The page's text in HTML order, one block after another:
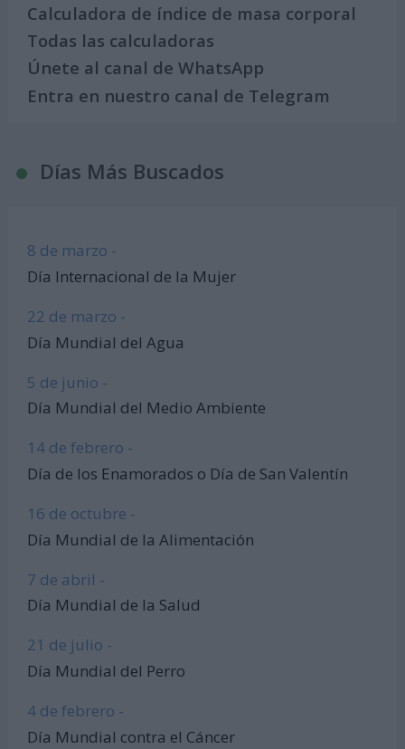
Calculadora de índice de masa corporal
Todas las calculadoras
Únete al canal de WhatsApp
Entra en nuestro canal de Telegram
Días Más Buscados
8 de marzo -
Día Internacional de la Mujer
22 de marzo -
Día Mundial del Agua
5 de junio -
Día Mundial del Medio Ambiente
14 de febrero -
Día de los Enamorados o Día de San Valentín
16 de octubre -
Día Mundial de la Alimentación
7 de abril -
Día Mundial de la Salud
21 de julio -
Día Mundial del Perro
4 de febrero -
Día Mundial contra el Cáncer